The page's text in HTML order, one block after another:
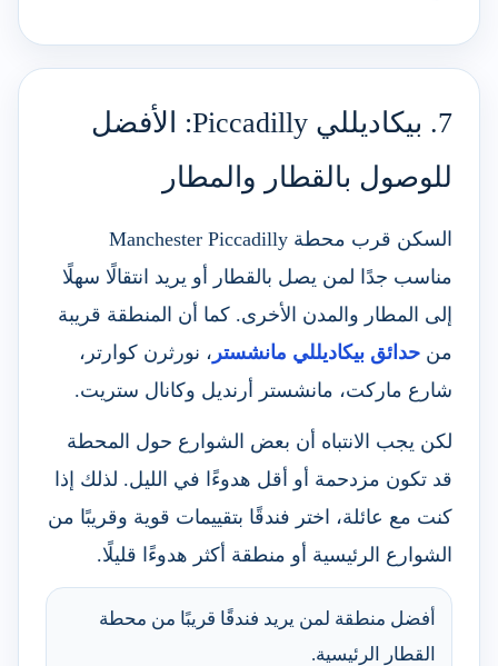
7. بيكاديللي Piccadilly: الأفضل
للوصول بالقطار والمطار
السكن قرب محطة Manchester Piccadilly
مناسب جدًا لمن يصل بالقطار أو يريد انتقالًا سهلًا
إلى المطار والمدن الأخرى. كما أن المنطقة قريبة
من حدائق بيكاديللي مانشستر ، نورثرن كوارتر،
شارع ماركت، مانشستر أرنديل وكانال ستريت.
لكن يجب الانتباه أن بعض الشوارع حول المحطة
قد تكون مزدحمة أو أقل هدوءًا في الليل. لذلك إذا
كنت مع عائلة، اختر فندقًا بتقييمات قوية وقريبًا من
الشوارع الرئيسية أو منطقة أكثر هدوءًا قليلًا.
أفضل منطقة لمن يريد فندقًا قريبًا من محطة
القطار الرئيسية.